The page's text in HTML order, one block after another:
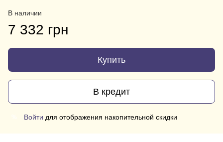
В наличии
7 332 грн
Купить
В кредит
Войти для отображения накопительной скидки